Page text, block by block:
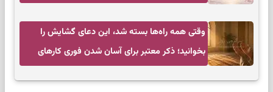
وقتی همه راه‌ها بسته شد، این دعای گشایش را
بخوانید؛ ذکر معتبر برای آسان شدن فوری کارهای